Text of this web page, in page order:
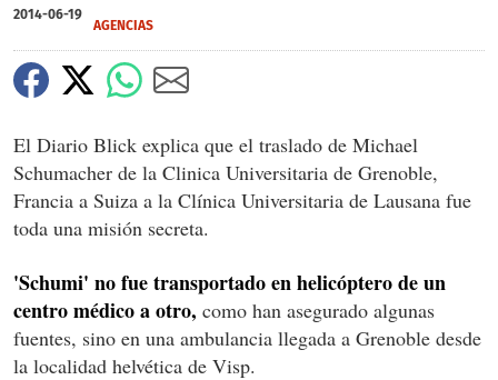
2014-06-19
AGENCIAS
El Diario Blick explica que el traslado de Michael
Schumacher de la Clinica Universitaria de Grenoble,
Francia a Suiza a la Clínica Universitaria de Lausana fue
toda una misión secreta.
'Schumi' no fue transportado en helicóptero de un
centro médico a otro, como han asegurado algunas
fuentes, sino en una ambulancia llegada a Grenoble desde
la localidad helvética de Visp.